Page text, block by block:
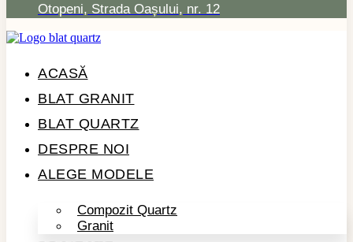
Otopeni, Strada Oașului, nr. 12
ACASĂ
BLAT GRANIT
BLAT QUARTZ
DESPRE NOI
ALEGE MODELE
Compozit Quartz
Granit